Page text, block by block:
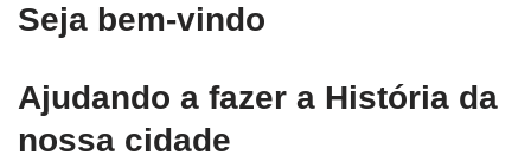
Seja bem-vindo
Ajudando a fazer a História da
nossa cidade